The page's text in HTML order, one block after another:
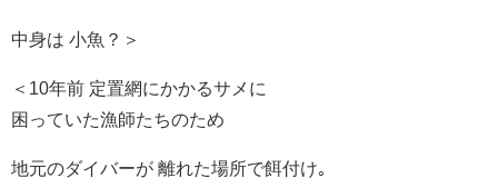
中身は 小魚？＞
＜10年前 定置網にかかるサメに
困っていた漁師たちのため
地元のダイバーが 離れた場所で餌付け｡